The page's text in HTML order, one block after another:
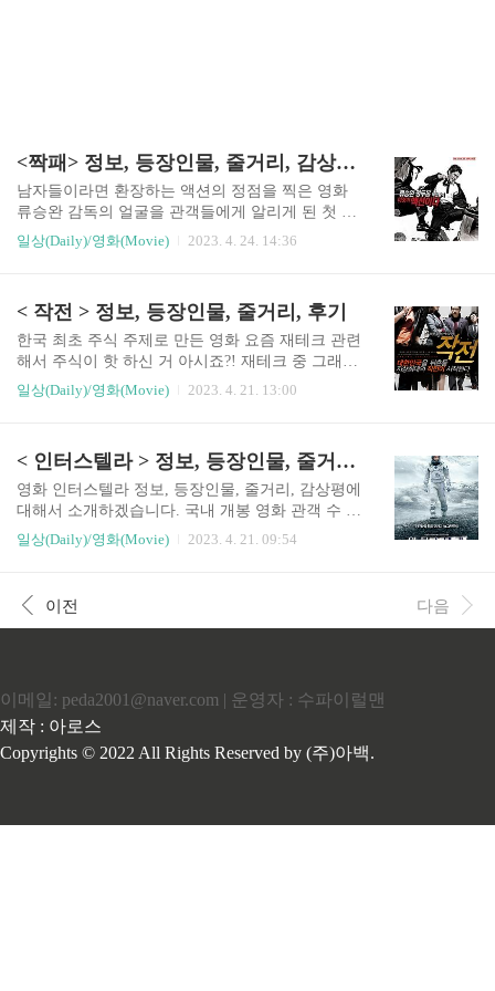
<짝패> 정보, 등장인물, 줄거리, 감상평 및 후기
남자들이라면 환장하는 액션의 정점을 찍은 영화
류승완 감독의 얼굴을 관객들에게 알리게 된 첫 영
화입니다. 2006년에 개봉하여 시간이 한참 지나도
몸을 사리지 않는 액션을 선보여 관객들에게 진한
이 정두홍 무술감독과 같이 연출이면 연출, 제작이
면 제작에 대본까지 두감독이 연출한 작품이라 포
스터만 봐도 기대가 많이 됩니다. 오늘의 영화 의
정보와 줄거리, 등장인물, 평가에 대해서 살펴보겠
습니다. 정보 ◌ 무술감독 정두홍이 연출한 화려한
를 달성했고 평점은 7점 대 받았습니다. 2000년에
데뷔한 류승완 감독이..
일상(Daily)/영화(Movie) 2023. 4. 24. 14:36
< 작전 > 정보, 등장인물, 줄거리, 후기
한국 최초 주식 주제로 만든 영화 요즘 재테크 관련
해서 주식이 핫 하신 거 아시죠?! 재테크 중 그래도
많이들 하고 계시는 주식에 관한 영화에 대해서 리
뷰를 하고자 합니다. 요즘 경기가 안 좋은지라 많은
대해 하나 소개해드리고 자 합니다. 영화 은 주식을
해 본 사람이라면 빠져들만한 이야기를 가지고 있
습니다. 아래에서 영화 의 정보 및 줄거리, 등장인
물, 후기를 소개하겠습니다 작전 정보 영화 은 2009
년에 개봉한 영화로 이호재 감독이 메가폰을 잡았
은 성적을 거두고 호평을 받았습니다. 특히 돋보이
는 것은 한국..
일상(Daily)/영화(Movie) 2023. 4. 21. 13:00
< 인터스텔라 > 정보, 등장인물, 줄거리, 후기
영화 인터스텔라 정보, 등장인물, 줄거리, 감상평에
대해서 소개하겠습니다. 국내 개봉 영화 관객 수 순
위로 봐도 그렇고 상영 시간 길이로 봐도 아직까지
넘을 수 없는 우주, SF 영화인 인터스텔라 영화입
만들기보다는 직접 촬영하기로도 유명한 크리스토
놀란 감독의 놀라운 상상력이 가미된 영화입니다.
도인 169 분입니다. 장르는 SF이고 시청연령은 12
세입니다. 한국에서는 1 천만 명의 관객들 덕에 국
내 영화 천만 영화 리스트에 올랐고 , 세계 박스오
피스 1 위에 올랐습니다. 이 기세에..
일상(Daily)/영화(Movie) 2023. 4. 21. 09:54
이전 다음
이메일: peda2001@naver.com | 운영자 : 수파이럴맨
제작 : 아로스
Copyrights © 2022 All Rights Reserved by (주)아백.